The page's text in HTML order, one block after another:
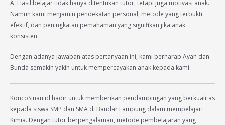
A: Hasil belajar tidak hanya ditentukan tutor, tetapi juga motivasi anak.
Namun kami menjamin pendekatan personal, metode yang terbukti
efektif, dan peningkatan pemahaman yang signifikan jika anak
konsisten.
Dengan adanya jawaban atas pertanyaan ini, kami berharap Ayah dan
Bunda semakin yakin untuk mempercayakan anak kepada kami.
KoncoSinau.id hadir untuk memberikan pendampingan yang berkualitas
kepada siswa SMP dan SMA di Bandar Lampung dalam mempelajari
Kimia. Dengan tutor berpengalaman, metode pembelajaran yang